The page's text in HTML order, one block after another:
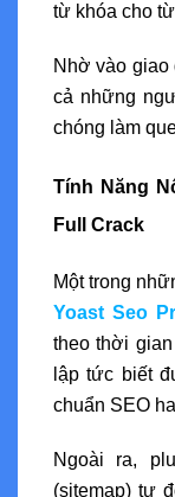
từ khóa cho
Nhờ vào giao
cả những
chóng làm
Tính Năng
Full Crack
Một trong
Yoast Seo
theo thời
lập tức biết
chuẩn SEO
Ngoài ra,
(sitemap) tự